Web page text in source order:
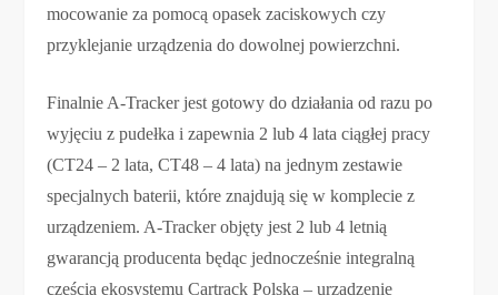
mocowanie za pomocą opasek zaciskowych czy
przyklejanie urządzenia do dowolnej powierzchni.
Finalnie A-Tracker jest gotowy do działania od razu po
wyjęciu z pudełka i zapewnia 2 lub 4 lata ciągłej pracy
(CT24 – 2 lata, CT48 – 4 lata) na jednym zestawie
specjalnych baterii, które znajdują się w komplecie z
urządzeniem. A-Tracker objęty jest 2 lub 4 letnią
gwarancją producenta będąc jednocześnie integralną
częścią ekosystemu Cartrack Polska – urządzenie